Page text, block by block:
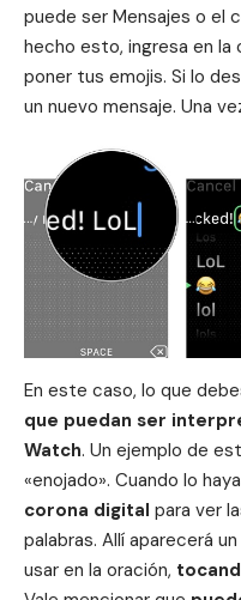
puede ser Mensajes o el
hecho esto, ingresa en la
poner tus emojis. Si lo
un nuevo mensaje. Una
En este caso, lo que
que puedan ser
Watch. Un ejemplo de
«enojado». Cuando lo
corona digital para ver
palabras. Allí aparecerá
usar en la oración,